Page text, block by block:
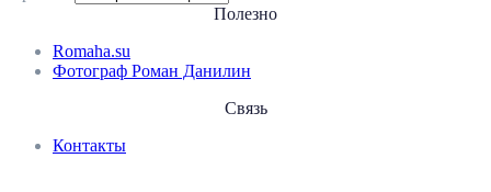
Полезно
Romaha.su
Фотограф Роман Данилин
Связь
Контакты